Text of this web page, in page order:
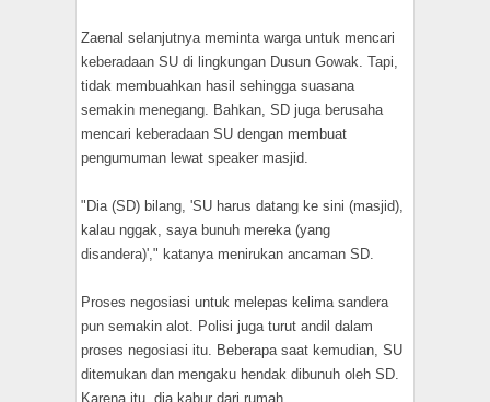
Zaenal selanjutnya meminta warga untuk mencari
keberadaan SU di lingkungan Dusun Gowak. Tapi,
tidak membuahkan hasil sehingga suasana
semakin menegang. Bahkan, SD juga berusaha
mencari keberadaan SU dengan membuat
pengumuman lewat speaker masjid.
"Dia (SD) bilang, 'SU harus datang ke sini (masjid),
kalau nggak, saya bunuh mereka (yang
disandera)'," katanya menirukan ancaman SD.
Proses negosiasi untuk melepas kelima sandera
pun semakin alot. Polisi juga turut andil dalam
proses negosiasi itu. Beberapa saat kemudian, SU
ditemukan dan mengaku hendak dibunuh oleh SD.
Karena itu, dia kabur dari rumah.